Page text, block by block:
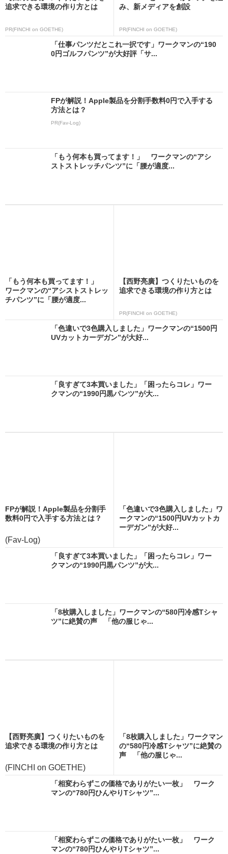
追求できる環境の作り方とは
PR(FINCHI on GOETHE)
み、新メディアを創設
PR(FINCHI on GOETHE)
「仕事パンツだとこれ一択です」ワークマンの“190
0円ゴルフパンツ”が大好評「サ...
FPが解説！Apple製品を分割手数料0円で入手する
方法とは？
PR(Fav-Log)
「もう何本も買ってます！」 ワークマンの“アシ
ストストレッチパンツ”に「腰が適度...
「もう何本も買ってます！」
ワークマンの“アシストストレッ
チパンツ”に「腰が適度...
【西野亮廣】つくりたいものを
追求できる環境の作り方とは
PR(FINCHI on GOETHE)
「色違いで3色購入しました」ワークマンの“1500円
UVカットカーデガン”が大好...
「良すぎて3本買いました」「困ったらコレ」ワー
クマンの“1990円黒パンツ”が大...
FPが解説！Apple製品を分割手
数料0円で入手する方法とは？
(Fav-Log)
「色違いで3色購入しました」ワ
ークマンの“1500円UVカットカ
ーデガン”が大好...
「良すぎて3本買いました」「困ったらコレ」ワー
クマンの“1990円黒パンツ”が大...
「8枚購入しました」ワークマンの“580円冷感Tシャ
ツ”に絶賛の声 「他の服じゃ...
【西野亮廣】つくりたいものを
追求できる環境の作り方とは
(FINCHI on GOETHE)
「8枚購入しました」ワークマン
の“580円冷感Tシャツ”に絶賛の
声 「他の服じゃ...
「相変わらずこの価格でありがたい一枚」 ワーク
マンの“780円ひんやりTシャツ”...
「相変わらずこの価格でありがたい一枚」 ワーク
マンの“780円ひんやりTシャツ”...